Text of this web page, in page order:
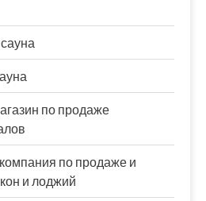
по продаже
по продаже и
и лоджий